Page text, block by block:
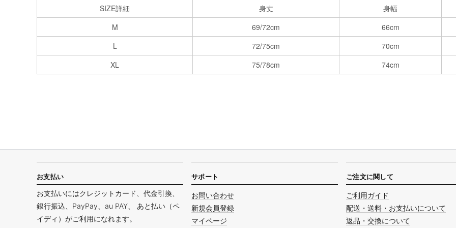
SIZE詳細 身丈
身幅
M
69/72cm
66cm
L
72/75cm
70cm
XL
75/78cm 74cm
お支払い
お支払いにはクレジットカード、代金引換、
銀行振込、PayPay、au PAY、 あと払い（ペ
イディ）がご利用になれます。
サポート
お問い合わせ
新規会員登録
マイページ
ご注文に関して
ご利用ガイド
配送・送料・お支払いについて
返品・交換について